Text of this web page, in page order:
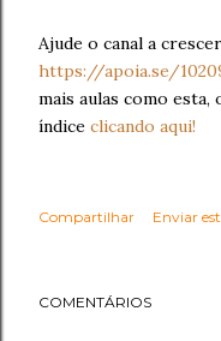
Ajude o canal a
https://apoia.se/
mais aulas como
índice clicando aqui!
Compartilhar Enviar
COMENTÁRIOS